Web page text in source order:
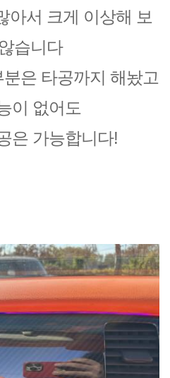
아서 크게 이상해 보
습니다
은 타공까지 해놨고
이 없어도
은 가능합니다!